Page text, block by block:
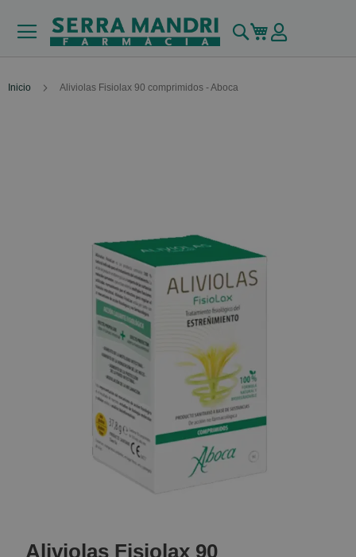
Buscar
Mi carrito
Inicio Aliviolas Fisiolax 90 comprimidos - Aboca
the
Aliviolas Fisiolax 90